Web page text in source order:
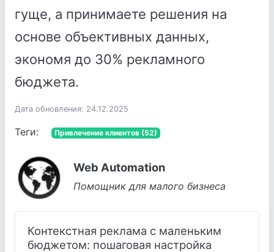
гуще, а принимаете решения на
основе объективных данных,
экономя до 30% рекламного
бюджета.
Дата обновления: 24.12.2025
Теги: Привлечение клиентов (52)
Web Automation
Помощник для малого бизнеса
Контекстная реклама с маленьким
бюджетом: пошаговая настройка